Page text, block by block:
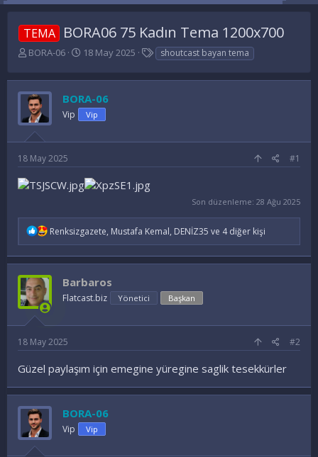
TEMA BORA06 75 Kadın Tema 1200x700
K
n
u
y
u
B
a
ş
l
a
t
n
BORA-06
B
ş
a
n
ı
t
a
r
h
i
18 May 2025
E
t
i
e
shoutcast bayan tema
BORA-06
Vip Vip
18 May 2025 #1
Son düzenleme: 28 Ağu 2025
İ
d
e
r
Renksizgazete, Mustafa Kemal, DENİZ35 ve 4 diğer kişi
Barbaros
Flatcast.biz Yönetici Başkan
18 May 2025 #2
Güzel paylaşım için emegine yüregine saglik tesekkürler
BORA-06
Vip Vip